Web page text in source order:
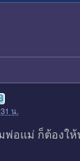
น.
พ่อแม่ ก็ต้องใ